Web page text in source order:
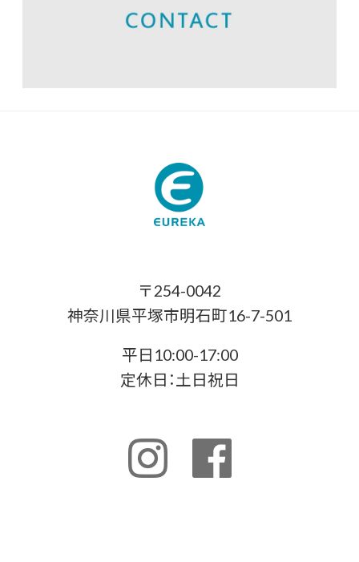
〒254-0042
神奈川県平塚市明石町16-7-501
平日10:00-17:00
定休日：土日祝日